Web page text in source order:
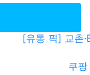
[유통 픽] 교촌
쿠